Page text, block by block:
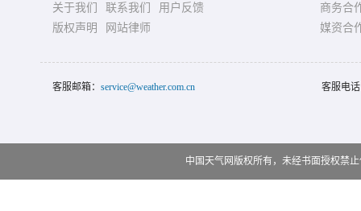
关于我们 联系我们
用户反馈
版权声明
网站律师
商务合
媒资合
客服邮箱： service@weather.com.cn 客服电
中国天气网版权所有，未经书面授权